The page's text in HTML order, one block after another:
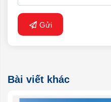
Gửi
Bài viết khác